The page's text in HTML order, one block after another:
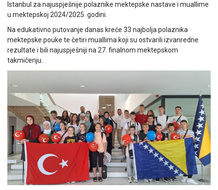
Istanbul za najuspješnije polaznike mektepske nastave i muallime
u mektepskoj 2024/2025. godini.
Na edukativno putovanje danas kreće 33 najbolja polaznika
mektepske pouke te četiri muallima koji su ostvarili izvanredne
rezultate i bili najuspješniji na 27. finalnom mektepskom
takmičenju.